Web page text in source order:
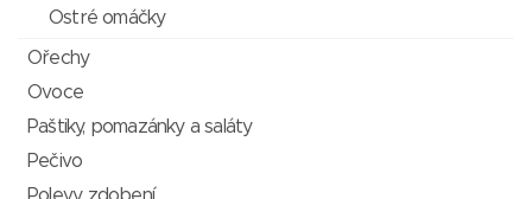
Ostré omáčky
Ořechy
Ovoce
Paštiky, pomazánky a saláty
Pečivo